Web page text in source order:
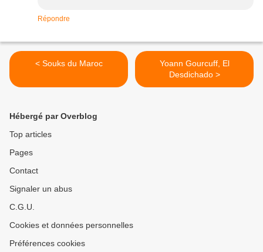
Répondre
< Souks du Maroc
Yoann Gourcuff, El
Desdichado >
Hébergé par Overblog
Top articles
Pages
Contact
Signaler un abus
C.G.U.
Cookies et données personnelles
Préférences cookies